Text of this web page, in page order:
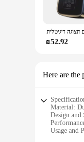
₪52.92
Here are the
Material:
Design and
Usage and